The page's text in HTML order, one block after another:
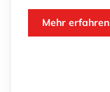
Mehr erfahren